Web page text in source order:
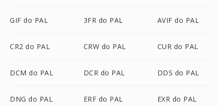
GIF do PAL 3FR do PAL AVIF do PAL
CR2 do PAL CRW do PAL CUR do PAL
DCM do PAL DCR do PAL DDS do PAL
DNG do PAL ERF do PAL EXR do PAL